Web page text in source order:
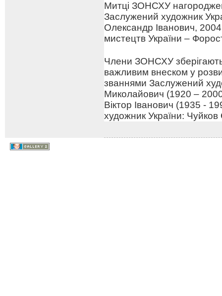
Митці ЗОНСХУ
Заслужений художник
Олександр Іванович,
мистецтв України –
Члени ЗОНСХУ
важливим внеском у
званнями Заслужений
Миколайович (1920 –
Віктор Іванович (1935 -
художник України: